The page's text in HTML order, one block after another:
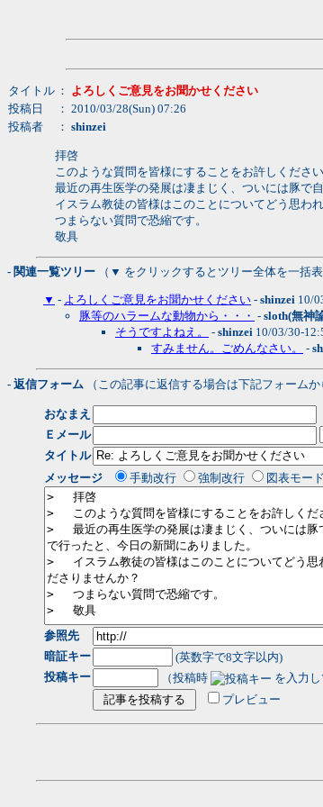
タイトル ：
よろしくご意見をお聞かせください
投稿日
： 2010/03/28(Sun) 07:26
投稿者
： shinzei
拝啓
このような質問を皆様にすることをお許しください
最近の再生医学の発展は凄まじく、ついには豚で
イスラム教徒の皆様はこのことについてどう思わ
つまらない質問で恐縮です。
敬具
- 関連一覧ツリー （▼ をクリックするとツリー全体を一括表
▼ - よろしくご意見をお聞かせください - shinzei 10/
豚等のハラームな動物から・・・ - sloth(無神
そうですよねえ。
- shinzei 10/03/30-
すみません。ごめんなさい。
-
- 返信フォーム （この記事に返信する場合は下記フォームか
おなまえ
Ｅメール
タイトル
メッセージ
手動改行 強制改行 図表モード
参照先
暗証キー
(英数字で8文字以内)
投稿キー
（投稿時
を入力し
プレビュー